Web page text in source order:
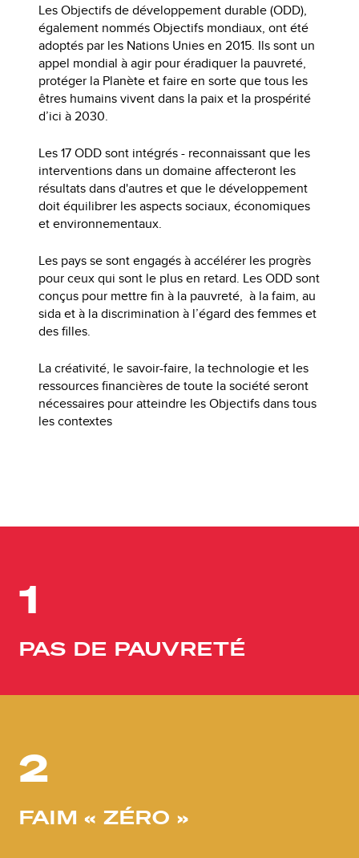
Les Objectifs de développement durable (ODD),
également nommés Objectifs mondiaux, ont été
adoptés par les Nations Unies en 2015. Ils sont un
appel mondial à agir pour éradiquer la pauvreté,
protéger la Planète et faire en sorte que tous les
êtres humains vivent dans la paix et la prospérité
d’ici à 2030.
Les 17 ODD sont intégrés - reconnaissant que les
interventions dans un domaine affecteront les
résultats dans d'autres et que le développement
doit équilibrer les aspects sociaux, économiques
et environnementaux.
Les pays se sont engagés à accélérer les progrès
pour ceux qui sont le plus en retard. Les ODD sont
conçus pour mettre fin à la pauvreté, à la faim, au
sida et à la discrimination à l’égard des femmes et
des filles.
La créativité, le savoir-faire, la technologie et les
ressources financières de toute la société seront
nécessaires pour atteindre les Objectifs dans tous
les contextes
1
PAS DE PAUVRETÉ
2
FAIM « ZÉRO »